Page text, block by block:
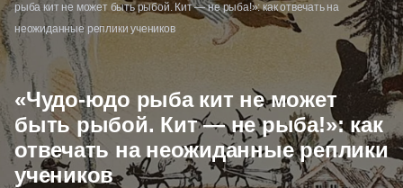
рыба кит не может быть рыбой. Кит — не рыба!»: как отвечать на
неожиданные реплики учеников
«Чудо-юдо рыба кит не может
быть рыбой. Кит — не рыба!»: как
отвечать на неожиданные реплики
учеников